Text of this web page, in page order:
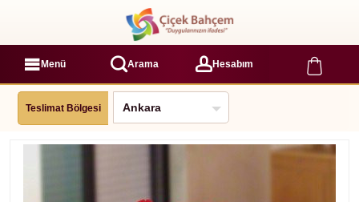
Menü Arama Hesabım
Teslimat Bölgesi